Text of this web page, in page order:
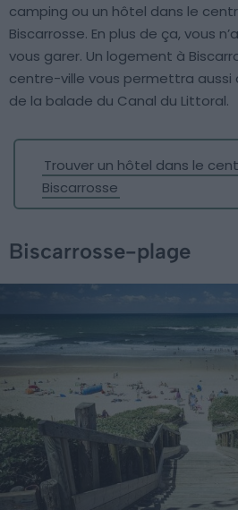
camping ou un hôtel dans le
Biscarrosse. En plus de ça, vous
vous garer. Un logement à
centre-ville vous permettra aussi
de la balade du Canal du Littoral.
Trouver un hôtel dans le
Biscarrosse
Biscarrosse-plage